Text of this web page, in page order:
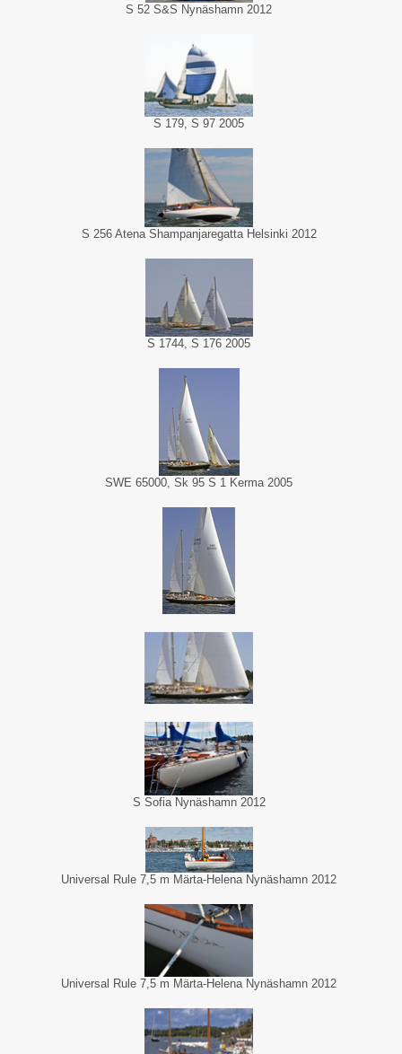
S 52 S&S Nynäshamn 2012
S 179, S 97 2005
S 256 Atena Shampanjaregatta Helsinki 2012
S 1744, S 176 2005
SWE 65000, Sk 95 S 1 Kerma 2005
S Sofia Nynäshamn 2012
Universal Rule 7,5 m Märta-Helena Nynäshamn 2012
Universal Rule 7,5 m Märta-Helena Nynäshamn 2012